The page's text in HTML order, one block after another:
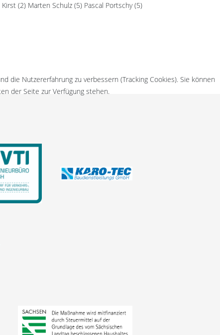
(2) Marten Schulz (5) Pascal Portschy (5)
die Nutzererfahrung zu verbessern (Tracking Cookies). Sie können
der Seite zur Verfügung stehen.